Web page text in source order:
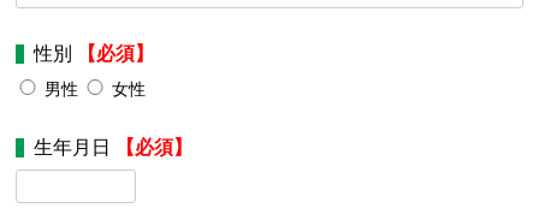
性別 【必須】
男性 女性
生年月日 【必須】